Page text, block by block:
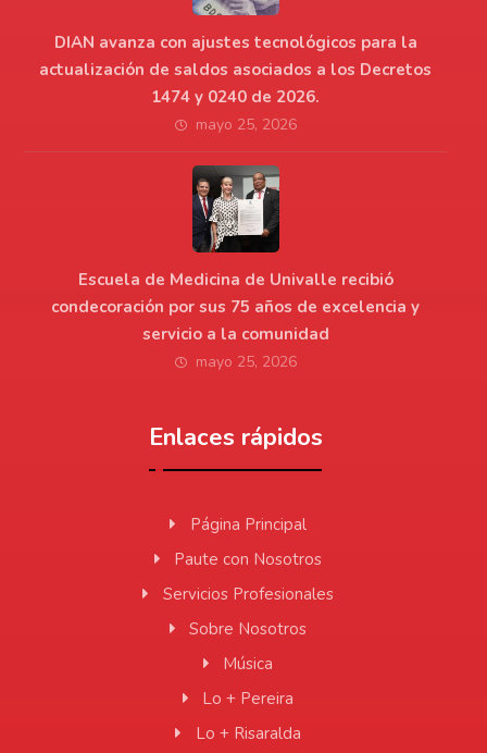
DIAN avanza con ajustes tecnológicos para la
actualización de saldos asociados a los Decretos
1474 y 0240 de 2026.
mayo 25, 2026
Escuela de Medicina de Univalle recibió
condecoración por sus 75 años de excelencia y
servicio a la comunidad
mayo 25, 2026
Enlaces rápidos
Página Principal
Paute con Nosotros
Servicios Profesionales
Sobre Nosotros
Música
Lo + Pereira
Lo + Risaralda